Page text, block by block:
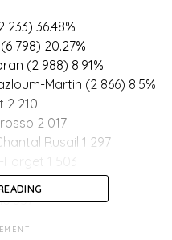
233) 36.48%
798) 20.27%
(2 988) 8.91%
Martin (2 866) 8.5%
2 210
2 017
Rusail 1 297
427
357